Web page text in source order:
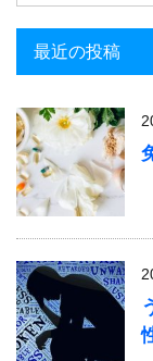
最近の投稿